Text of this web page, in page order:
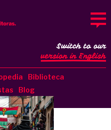
Biblioteca
Blog
Switch to our
version in English